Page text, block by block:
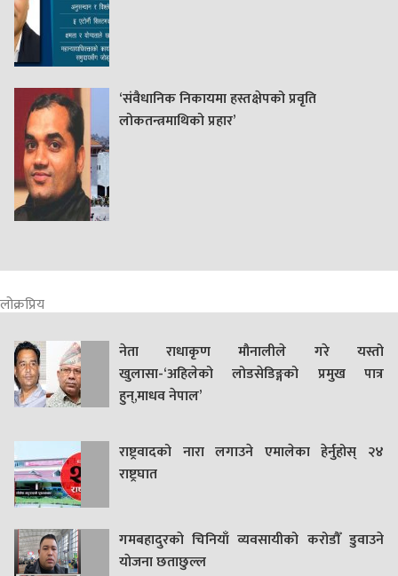
‘संवैधानिक निकायमा हस्तक्षेपको प्रवृति
लोकतन्त्रमाथिको प्रहार’
लोक्रप्रिय
नेता राधाकृण मौनालीले गरे यस्तो
खुलासा-‘अहिलेको लोडसेडिङ्गको प्रमुख पात्र
हुन्,माधव नेपाल’
राष्ट्रवादको नारा लगाउने एमालेका हेर्नुहोस् २४
राष्ट्रघात
गमबहादुरकाे चिनियाँ व्यवसायीको करोडौँ डुवाउने
याेजना छताछुल्ल